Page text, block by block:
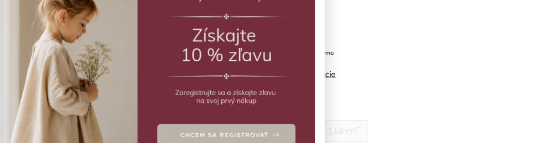
Výpredaj
Šaty Snow White Minymo
Detailné informácie
110 cm